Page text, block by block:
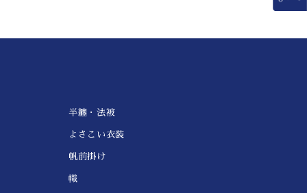
半纏・法被
よさこい衣装
帆前掛け
幟